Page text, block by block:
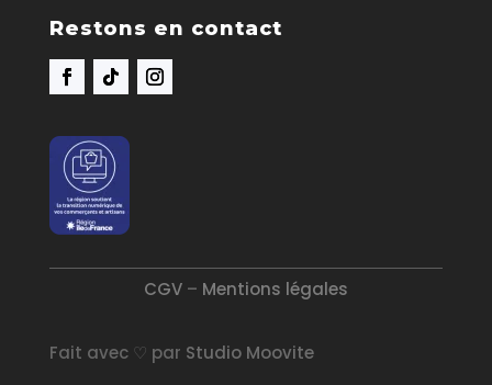
Restons en contact
CGV– Mentions légales
Fait avec ♡ par Studio Moovite